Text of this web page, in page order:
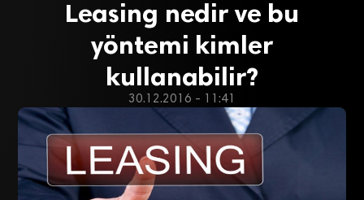
Leasing nedir ve bu
yöntemi kimler
kullanabilir?
30.12.2016 - 11:41